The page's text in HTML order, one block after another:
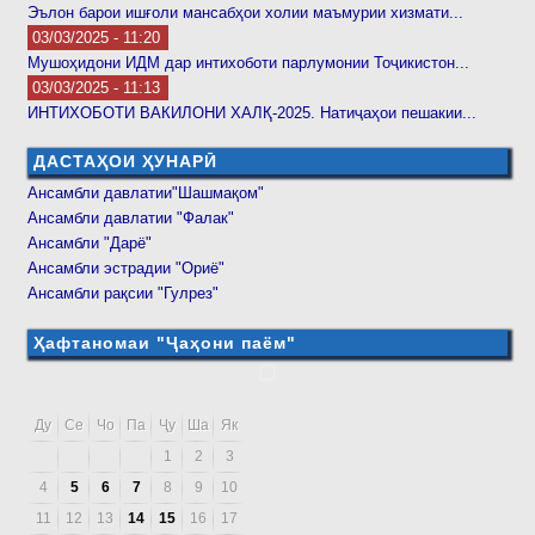
Эълон барои ишғоли мансабҳои холии маъмурии хизмати...
03/03/2025 - 11:20
Мушоҳидони ИДМ дар интихоботи парлумонии Тоҷикистон...
03/03/2025 - 11:13
ИНТИХОБОТИ ВАКИЛОНИ ХАЛҚ-2025. Натиҷаҳои пешакии...
ДАСТАҲОИ ҲУНАРӢ
Ансамбли давлатии"Шашмақом"
Ансамбли давлатии "Фалак"
Ансамбли "Дарё"
Ансамбли эстрадии "Ориё"
Ансамбли рақсии "Гулрез"
Ҳафтаномаи "Ҷаҳони паём"
Ду Се Чо Па Ҷу Ша
Як
1
2
3
4
5 6 7 8 9
10
11
12 13 14 15 16 17